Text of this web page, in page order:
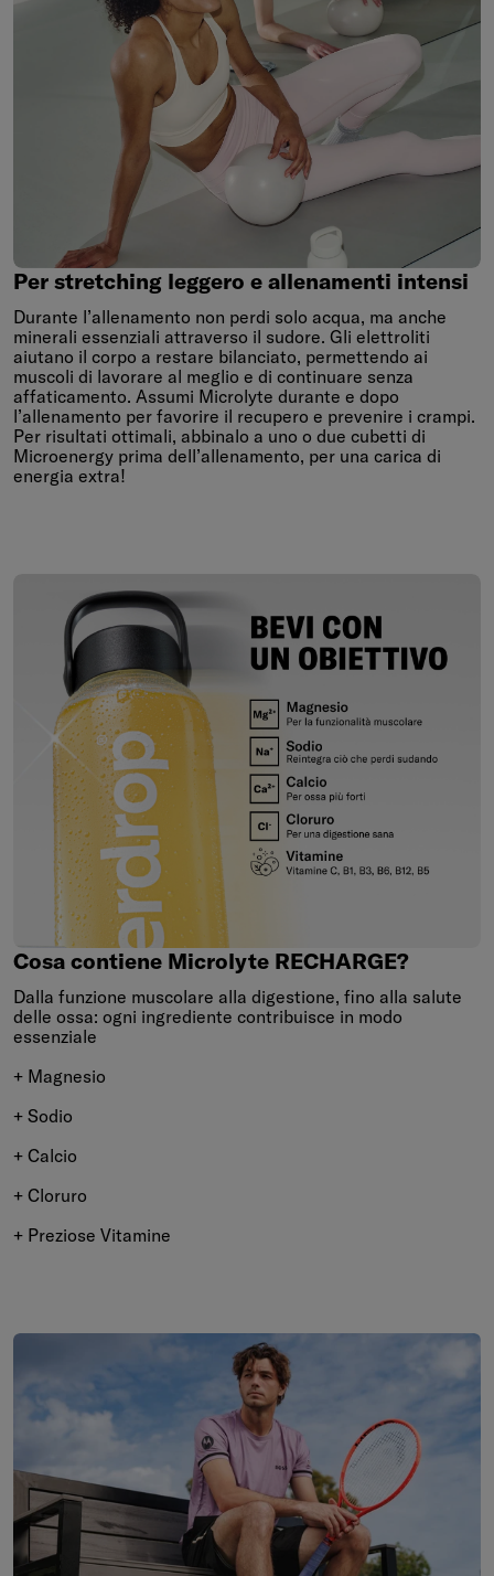
Per stretching leggero e allenamenti intensi
Per stretching leggero e allenamenti intensi
Durante l’allenamento non perdi solo acqua, ma anche
minerali essenziali attraverso il sudore. Gli elettroliti
aiutano il corpo a restare bilanciato, permettendo ai
muscoli di lavorare al meglio e di continuare senza
affaticamento. Assumi Microlyte durante e dopo
l’allenamento per favorire il recupero e prevenire i crampi.
Per risultati ottimali, abbinalo a uno o due cubetti di
Microenergy prima dell’allenamento, per una carica di
energia extra!
Cosa contiene Microlyte RECHARGE?
Cosa contiene Microlyte RECHARGE?
Dalla funzione muscolare alla digestione, fino alla salute
delle ossa: ogni ingrediente contribuisce in modo
essenziale
+ Magnesio
+ Sodio
+ Calcio
+ Cloruro
+ Preziose Vitamine
Vai alla fine di Che si tratti di allenamenti o di partite, Microlyte è